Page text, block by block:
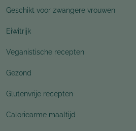
Geschikt voor zwangere vrouwen
Eiwitrijk
Veganistische recepten
Gezond
Glutenvrije recepten
Caloriearme maaltijd